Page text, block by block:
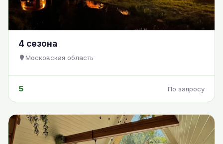
4 сезона
Московская область
5 По запросу